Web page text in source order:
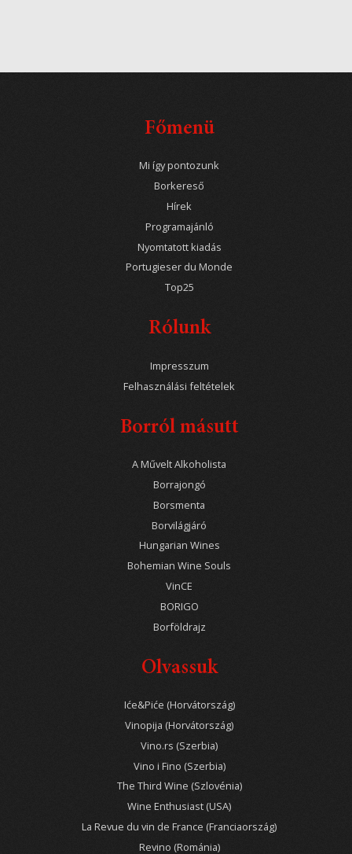
Főmenü
Mi így pontozunk
Borkereső
Hírek
Programajánló
Nyomtatott kiadás
Portugieser du Monde
Top25
Rólunk
Impresszum
Felhasználási feltételek
Borról másutt
A Művelt Alkoholista
Borrajongó
Borsmenta
Borvilágjáró
Hungarian Wines
Bohemian Wine Souls
VinCE
BORIGO
Borföldrajz
Olvassuk
Iće&Piće (Horvátország)
Vinopija (Horvátország)
Vino.rs (Szerbia)
Vino i Fino (Szerbia)
The Third Wine (Szlovénia)
Wine Enthusiast (USA)
La Revue du vin de France (Franciaország)
Revino (Románia)